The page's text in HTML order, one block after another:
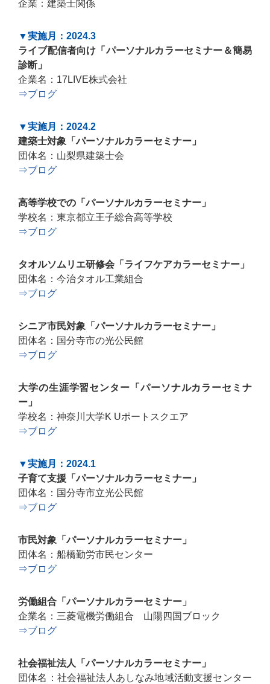
企業：建築士関係
▼実施月：2024.3
ライブ配信者向け「パーソナルカラーセミナー＆簡易
診断」
企業名：17LIVE株式会社
⇒ブログ
▼実施月：2024.2
建築士対象「パーソナルカラーセミナー」
団体名：山梨県建築士会
⇒ブログ
高等学校での「パーソナルカラーセミナー」
学校名：東京都立王子総合高等学校
⇒ブログ
タオルソムリエ研修会「ライフケアカラーセミナー」
団体名：今治タオル工業組合
⇒ブログ
シニア市民対象「パーソナルカラーセミナー」
団体名：国分寺市の光公民館
⇒ブログ
大学の生涯学習センター「パーソナルカラーセミナ
ー」
学校名：神奈川大学K Uポートスクエア
⇒ブログ
▼実施月：2024.1
子育て支援「パーソナルカラーセミナー」
団体名：国分寺市立光公民館
⇒ブログ
市民対象「パーソナルカラーセミナー」
団体名：船橋勤労市民センター
⇒ブログ
労働組合「パーソナルカラーセミナー」
企業名：三菱電機労働組合 山陽四国ブロック
⇒ブログ
社会福祉法人「パーソナルカラーセミナー」
団体名：社会福祉法人あしなみ地域活動支援センター